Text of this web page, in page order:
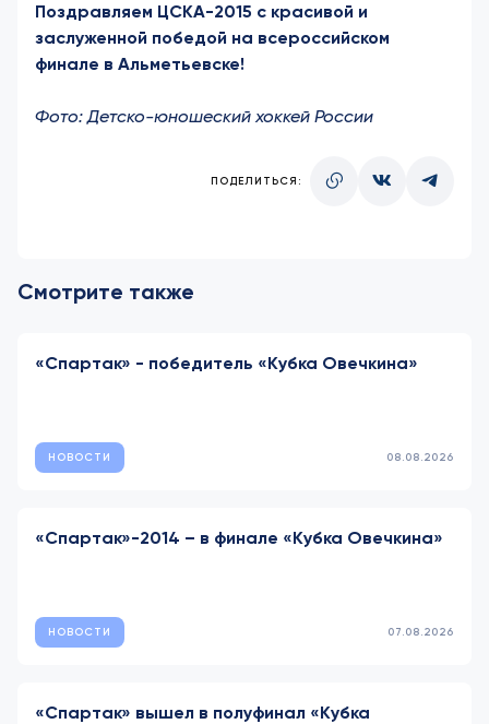
Поздравляем ЦСКА-2015 с красивой и
заслуженной победой на всероссийском
финале в Альметьевске!
Фото:Детско-юношеский хоккей России
ПОДЕЛИТЬСЯ:
Смотрите также
«Спартак» - победитель «Кубка Овечкина»
НОВОСТИ 08.08.2026
«Спартак»-2014 – в финале «Кубка Овечкина»
НОВОСТИ 07.08.2026
«Спартак» вышел в полуфинал «Кубка